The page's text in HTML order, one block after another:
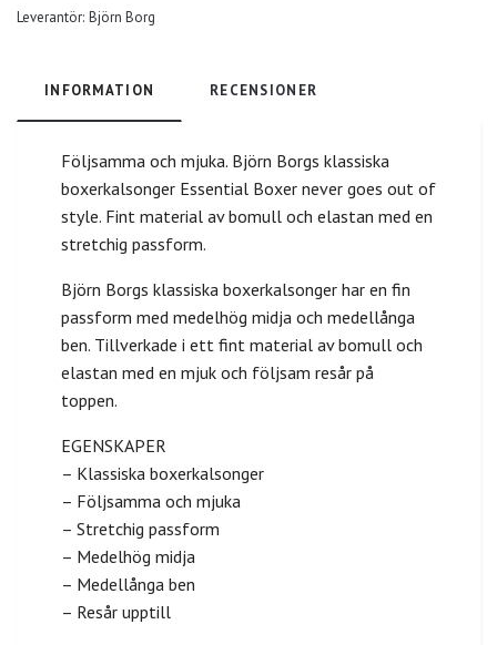
Leverantör: Björn Borg
INFORMATION RECENSIONER
Följsamma och mjuka. Björn Borgs klassiska
boxerkalsonger Essential Boxer never goes out of
style. Fint material av bomull och elastan med en
stretchig passform.
Björn Borgs klassiska boxerkalsonger har en fin
passform med medelhög midja och medellånga
ben. Tillverkade i ett fint material av bomull och
elastan med en mjuk och följsam resår på
toppen.
EGENSKAPER
– Klassiska boxerkalsonger
– Följsamma och mjuka
– Stretchig passform
– Medelhög midja
– Medellånga ben
– Resår upptill